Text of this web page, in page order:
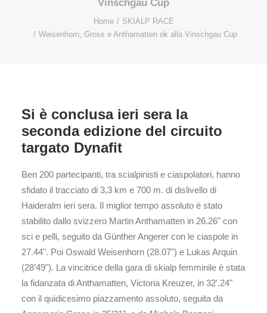
Vinschgau Cup
Home
SKIALP RACE
Weisenhorn, Gross e Anthamatten ok alla Vinschgau Cup
Si è conclusa ieri sera la
seconda edizione del circuito
targato Dynafit
Ben 200 partecipanti, tra scialpinisti e ciaspolatori, hanno
sfidato il tracciato di 3,3 km e 700 m. di dislivello di
Haideralm ieri sera. Il miglior tempo assoluto è stato
stabilito dallo svizzero Martin Anthamatten in 26.26" con
sci e pelli, seguito da Günther Angerer con le ciaspole in
27.44". Poi Oswald Weisenhorn (28.07") e Lukas Arquin
(28’49"). La vincitrice della gara di skialp femminile è stata
la fidanzata di Anthamatten, Victoria Kreuzer, in 32′.24"
con il quidicesimo piazzamento assoluto, seguita da